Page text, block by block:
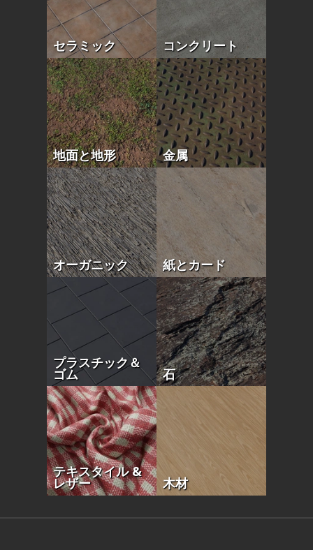
セラミック コンクリート
地面と地形 金属
オーガニック 紙とカード
プラスチック＆
ゴム 石
テキスタイル &
レザー 木材